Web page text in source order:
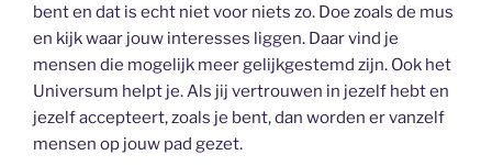
bent en dat is echt niet voor niets zo. Doe zoals de mus
en kijk waar jouw interesses liggen. Daar vind je
mensen die mogelijk meer gelijkgestemd zijn. Ook het
Universum helpt je. Als jij vertrouwen in jezelf hebt en
jezelf accepteert, zoals je bent, dan worden er vanzelf
mensen op jouw pad gezet.